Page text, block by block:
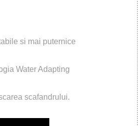
si mai puternice
Water Adapting
scafandrului.